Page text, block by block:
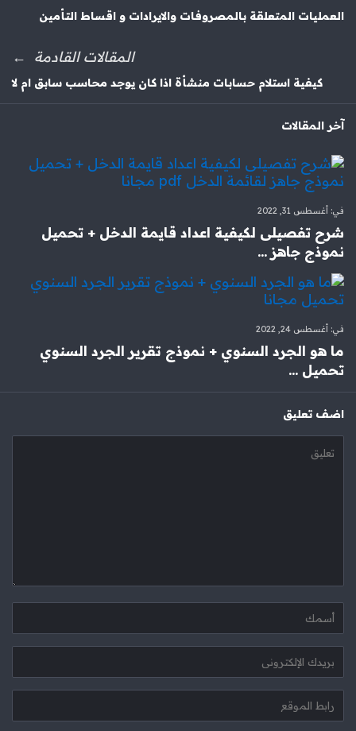
العمليات المتعلقة بالمصروفات والايرادات و اقساط التأمين
المقالات القادمة
كيفية استلام حسابات منشأة اذا كان يوجد محاسب سابق ام لا
آخر المقالات
في: أغسطس 31, 2022
شرح تفصيلى لكيفية اعداد قايمة الدخل + تحميل
نموذج جاهز ...
في: أغسطس 24, 2022
ما هو الجرد السنوي + نموذج تقرير الجرد السنوي
تحميل ...
‫اضف تعليق